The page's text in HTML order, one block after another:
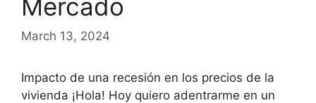
Mercado
March 13, 2024
Impacto de una recesión en los precios de la
vivienda ¡Hola! Hoy quiero adentrarme en un